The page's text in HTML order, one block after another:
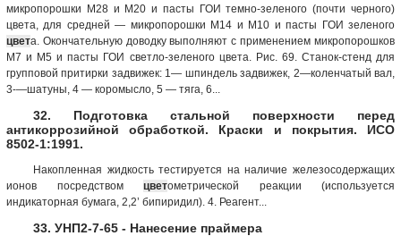
микропорошки М28 и М20 и пасты ГОИ темно-зеленого (почти черного)
цвета, для средней — микропорошки М14 и М10 и пасты ГОИ зеленого
цвета. Окончательную доводку выполняют с применением микропорошков
М7 и М5 и пасты ГОИ светло-зеленого цвета. Рис. 69. Станок-стенд для
групповой притирки задвижек: 1— шпиндель задвижек, 2—коленчатый вал,
3-—шатуны, 4 — коромысло, 5 — тяга, 6...
32. Подготовка стальной поверхности перед
антикоррозийной обработкой. Краски и покрытия. ИСО
8502-1:1991.
Накопленная жидкость тестируется на наличие железосодержащих
ионов посредством цветометрической реакции (используется
индикаторная бумага, 2,2’ бипиридил). 4. Реагент...
33. УНП2-7-65 - Нанесение праймера